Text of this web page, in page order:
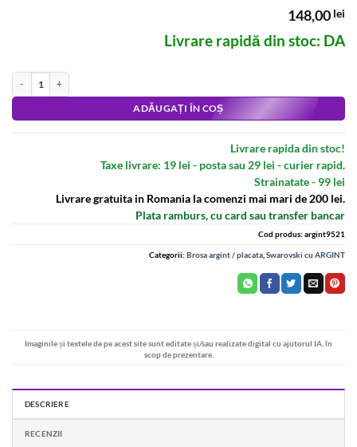
148,00 lei
Livrare rapidă din stoc: DA
Cantitate Cercei cu cristale Swarovski si argint
ADĂUGAȚI ÎN COȘ
Livrare rapida din stoc!
Taxe livrare: 19 lei - posta sau 29 lei - curier rapid.
Strainatate - 99 lei
Livrare gratuita in Romania la comenzi mai mari de 200 lei.
Plata ramburs, cu card sau transfer bancar
Cod produs: argint9521
Categorii: Brosa argint / placata Swarovski cu ARGINT
Imaginile și textele de pe acest site sunt editate și/sau realizate digital cu ajutorul IA, în
scop de prezentare.
DESCRIERE
RECENZII